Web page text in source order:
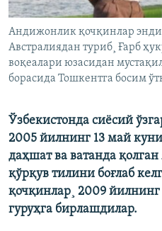
Андижонлик қочқинлар
Австралиядан туриб¸ Ғарб
воқеалари юзасидан
борасида Тошкентга босим
Ўзбекистонда сиëсий
2005 йилнинг 13 май
даҳшат ва ватанда
қўрқув тилини боғлаб
қочқинлар¸ 2009
гуруҳга бирлашдилар.